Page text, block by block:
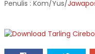
Penulis : Kom/Yus/